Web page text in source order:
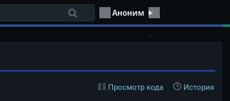
Аноним
Просмотр кода История